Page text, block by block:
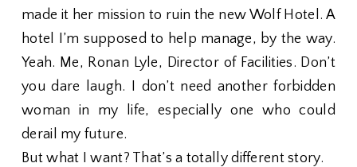
made it her mission to ruin the new Wolf Hotel. A
hotel I’m supposed to help manage, by the way.
Yeah. Me, Ronan Lyle, Director of Facilities. Don’t
you dare laugh. I don’t need another forbidden
woman in my life, especially one who could
derail my future.
But what I want? That’s a totally different story.